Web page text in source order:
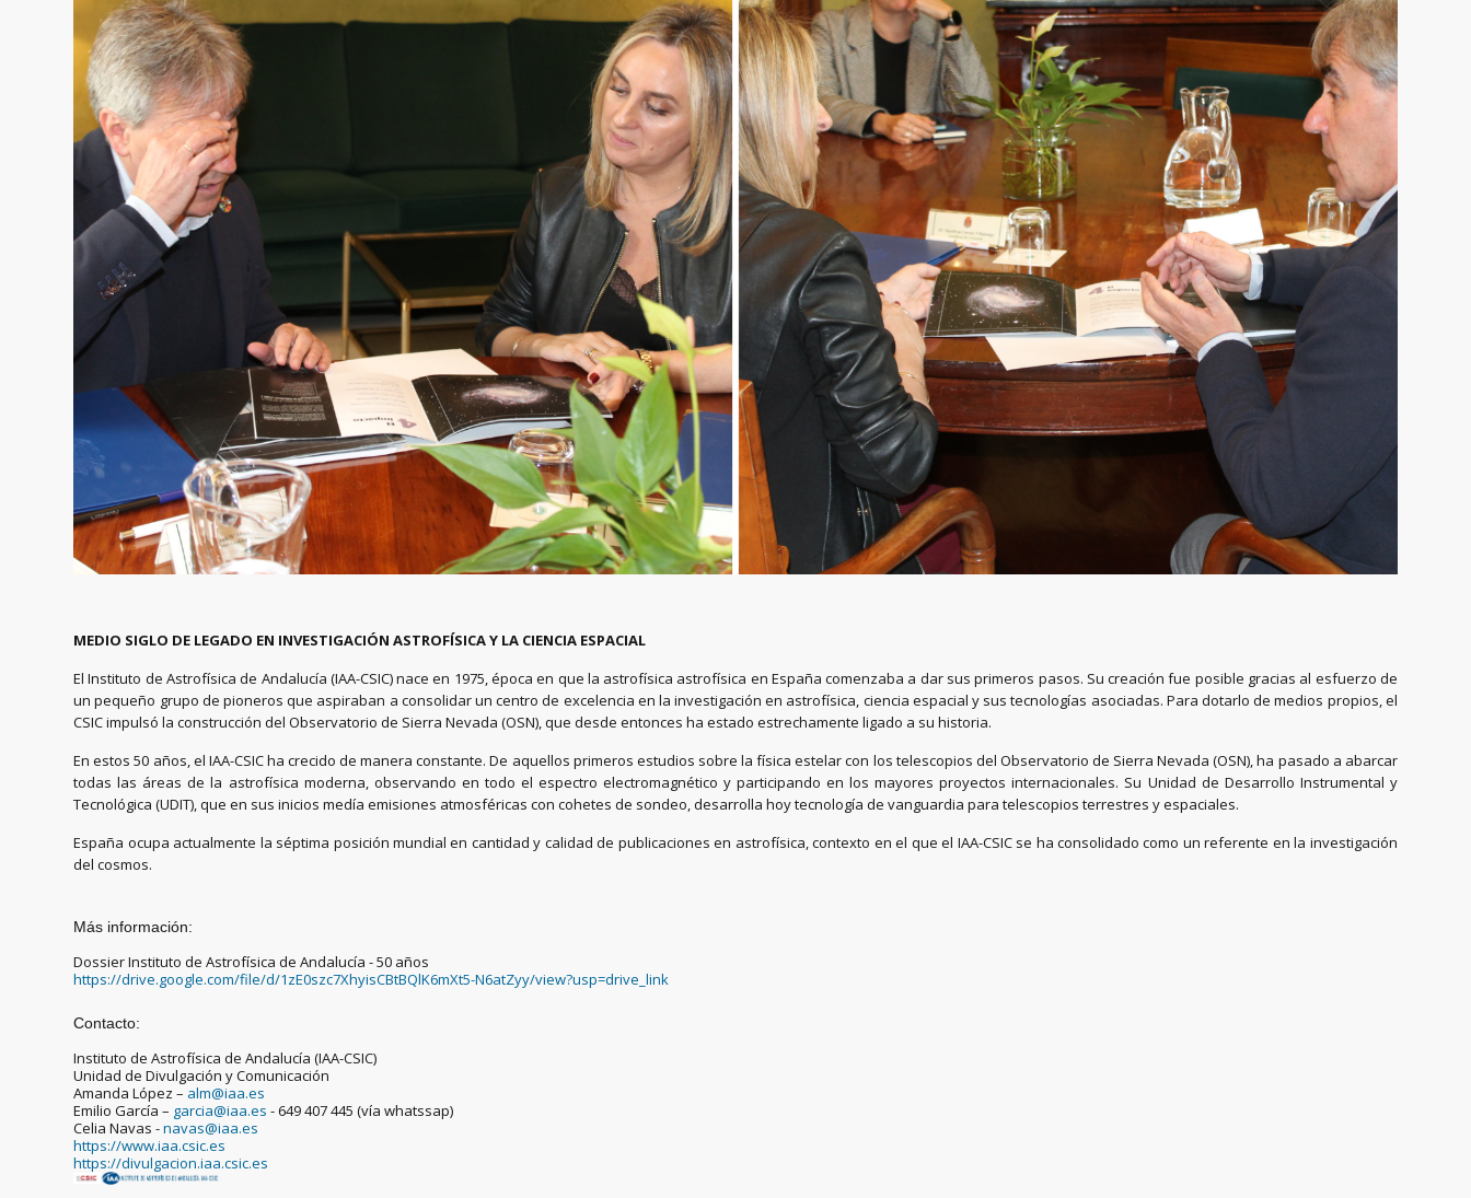
MEDIO SIGLO DE LEGADO EN INVESTIGACIÓN ASTROFÍSICA Y LA CIENCIA ESPACIAL
El Instituto de Astrofísica de Andalucía (IAA-CSIC) nace en 1975, época en que la astrofísica astrofísica en España comenzaba a dar sus primeros pasos. Su creación fue posible gracias al esfuerzo de
un pequeño grupo de pioneros que aspiraban a consolidar un centro de excelencia en la investigación en astrofísica, ciencia espacial y sus tecnologías asociadas. Para dotarlo de medios propios, el
CSIC impulsó la construcción del Observatorio de Sierra Nevada (OSN), que desde entonces ha estado estrechamente ligado a su historia.
En estos 50 años, el IAA-CSIC ha crecido de manera constante. De aquellos primeros estudios sobre la física estelar con los telescopios del Observatorio de Sierra Nevada (OSN), ha pasado a abarcar
todas las áreas de la astrofísica moderna, observando en todo el espectro electromagnético y participando en los mayores proyectos internacionales. Su Unidad de Desarrollo Instrumental y
Tecnológica (UDIT), que en sus inicios medía emisiones atmosféricas con cohetes de sondeo, desarrolla hoy tecnología de vanguardia para telescopios terrestres y espaciales.
España ocupa actualmente la séptima posición mundial en cantidad y calidad de publicaciones en astrofísica, contexto en el que el IAA-CSIC se ha consolidado como un referente en la investigación
del cosmos.
Más información:
Dossier Instituto de Astrofísica de Andalucía - 50 años
https://drive.google.com/file/d/1zE0szc7XhyisCBtBQlK6mXt5-N6atZyy/view?usp=drive_link
Contacto:
Instituto de Astrofísica de Andalucía (IAA-CSIC)
Unidad de Divulgación y Comunicación
Amanda López – alm@iaa.es
Emilio García – garcia@iaa.es - 649 407 445 (vía whatssap)
Celia Navas -navas@iaa.es
https://www.iaa.csic.es
https://divulgacion.iaa.csic.es